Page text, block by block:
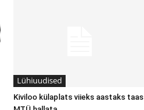
Lühiuudised
Kiviloo külaplats viieks aastaks taas